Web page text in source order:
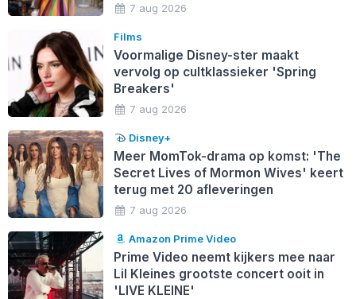
7 aug 2026
Films
Voormalige Disney-ster maakt
vervolg op cultklassieker 'Spring
Breakers'
7 aug 2026
Disney+
Meer MomTok-drama op komst: 'The
Secret Lives of Mormon Wives' keert
terug met 20 afleveringen
7 aug 2026
Amazon Prime Video
Prime Video neemt kijkers mee naar
Lil Kleines grootste concert ooit in
'LIVE KLEINE'